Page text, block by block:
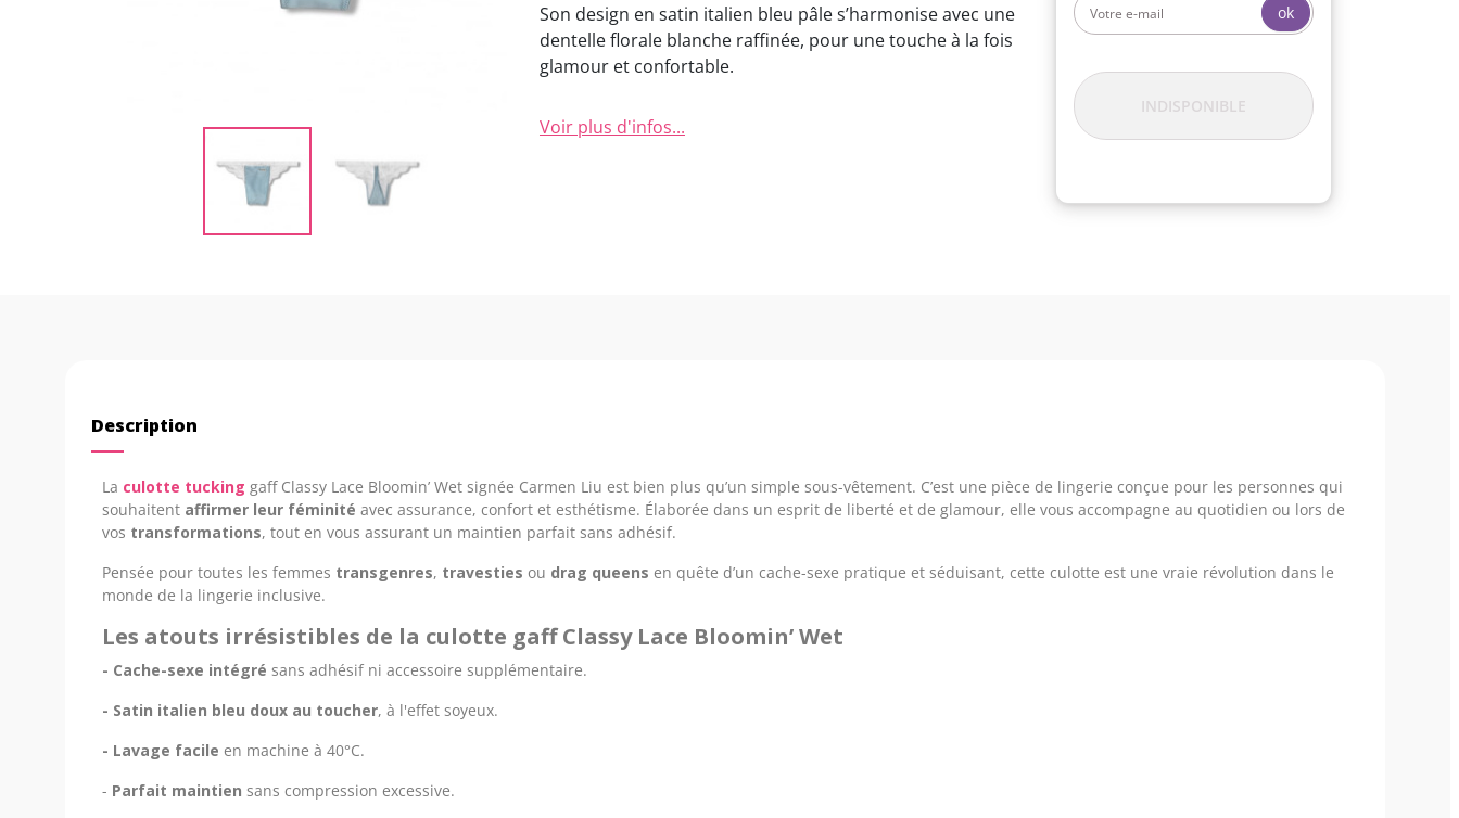
Son design en satin italien bleu pâle s’harmonise avec une
dentelle florale blanche raffinée, pour une touche à la fois
glamour et confortable.
Voir plus d'infos...
ok
INDISPONIBLE
Description
La culotte tucking gaff Classy Lace Bloomin’ Wet signée Carmen Liu est bien plus qu’un simple sous-vêtement. C’est une pièce de lingerie conçue pour les personnes qui
souhaitent affirmer leur féminité avec assurance, confort et esthétisme. Élaborée dans un esprit de liberté et de glamour, elle vous accompagne au quotidien ou lors de
vos transformations, tout en vous assurant un maintien parfait sans adhésif.
Pensée pour toutes les femmes transgenres, travesties ou drag queens en quête d’un cache-sexe pratique et séduisant, cette culotte est une vraie révolution dans le
monde de la lingerie inclusive.
Les atouts irrésistibles de la culotte gaff Classy Lace Bloomin’ Wet
- Cache-sexe intégré sans adhésif ni accessoire supplémentaire.
- Satin italien bleu doux au toucher, à l'effet soyeux.
- Lavage facile en machine à 40°C.
- Parfait maintien sans compression excessive.